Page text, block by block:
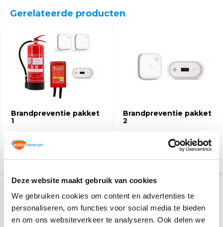
Deze website maakt gebruik van cookies
We gebruiken cookies om content en advertenties te
personaliseren, om functies voor social media te bieden
en om ons websiteverkeer te analyseren. Ook delen we
Gerelateerde producten
Brandpreventie pakket
1
102,-
(123,42 Incl. btw)
Brandpreventie pakket
2
(37,03 Incl. btw)